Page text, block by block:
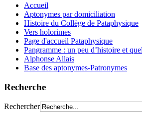
Accueil
Aptonymes par domiciliation
Histoire du Collège de Pataphysique
Vers holorimes
Page d'accueil Pataphysique
Pangramme : un peu d’histoire et
Alphonse Allais
Base des aptonymes-Patronymes
Recherche
Rechercher